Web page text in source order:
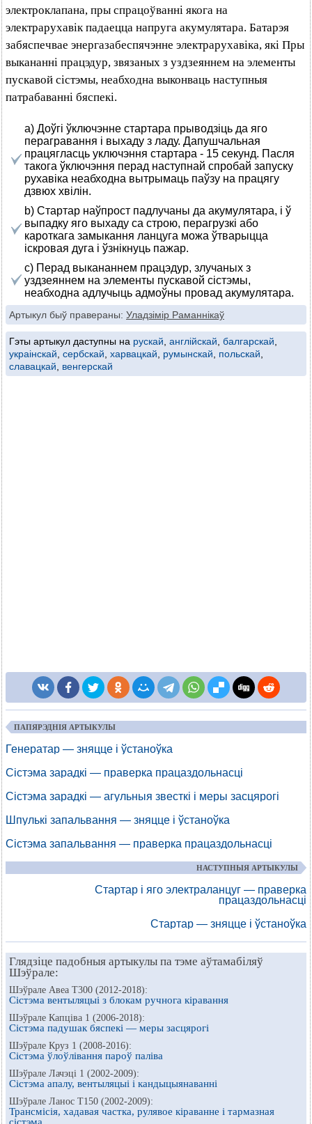
электроклапана, пры спрацоўванні якога на
электрарухавік падаецца напруга акумулятара. Батарэя
забяспечвае энергазабеспячэнне электрарухавіка, які Пры
выкананні працэдур, звязаных з уздзеяннем на элементы
пускавой сістэмы, неабходна выконваць наступныя
патрабаванні бяспекі.
а) Доўгі ўключэнне стартара прыводзіць да яго
перагравання і выхаду з ладу. Дапушчальная
працягласць уключэння стартара - 15 секунд. Пасля
такога ўключэння перад наступнай спробай запуску
рухавіка неабходна вытрымаць паўзу на працягу
дзвюх хвілін.
b) Стартар наўпрост падлучаны да акумулятара, і ў
выпадку яго выхаду са строю, перагрузкі або
кароткага замыкання ланцуга можа ўтварыцца
іскровая дуга і ўзнікнуць пажар.
с) Перад выкананнем працэдур, злучаных з
уздзеяннем на элементы пускавой сістэмы,
неабходна адлучыць адмоўны провад акумулятара.
Артыкул быў правераны: Уладзімір Раманнікаў
Гэты артыкул даступны на рускай англійскай балгарскай
украінскай сербскай харвацкай румынскай польскай
славацкай
венгерскай
ПАПЯРЭДНІЯ АРТЫКУЛЫ
Генератар — зняцце і ўстаноўка
Сістэма зарадкі — праверка працаздольнасці
Сістэма зарадкі — агульныя звесткі і меры засцярогі
Шпулькі запальвання — зняцце і ўстаноўка
Сістэма запальвання — праверка працаздольнасці
НАСТУПНЫЯ АРТЫКУЛЫ
Стартар і яго электраланцуг — праверка
працаздольнасці
Стартар — зняцце і ўстаноўка
Глядзіце падобныя артыкулы па тэме аўтамабіляў
Шэўрале:
Шэўрале Авеа Т300 (2012-2018):
Сістэма вентыляцыі з блокам ручнога кіравання
Шэўрале Капціва 1 (2006-2018):
Сістэма падушак бяспекі — меры засцярогі
Шэўрале Круз 1 (2008-2016):
Сістэма ўлоўлівання пароў паліва
Шэўрале Лачэці 1 (2002-2009):
Сістэма апалу, вентыляцыі і кандыцыянаванні
Шэўрале Ланос Т150 (2002-2009):
Трансмісія, хадавая частка, рулявое кіраванне і тармазная